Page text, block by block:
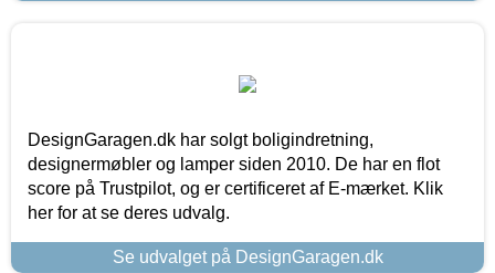
DesignGaragen.dk har solgt boligindretning,
designermøbler og lamper siden 2010. De har en flot
score på Trustpilot, og er certificeret af E-mærket. Klik
her for at se deres udvalg.
Se udvalget på DesignGaragen.dk